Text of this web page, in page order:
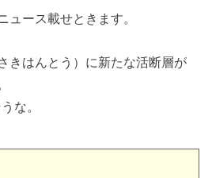
ュース載せときます。
きはんとう）に新たな活断層が
な。